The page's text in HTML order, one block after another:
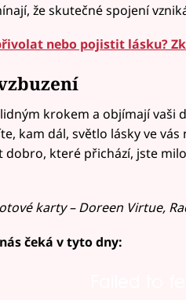
že skutečné spojení
nebo pojistit lásku?
krokem a objímají vaši
kam dál, světlo lásky ve
které přichází, jste
karty – Doreen Virtue,
čeká v tyto dny: